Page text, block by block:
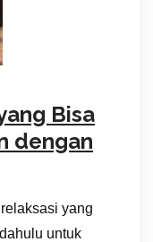
Bisa
dengan
yang
untuk